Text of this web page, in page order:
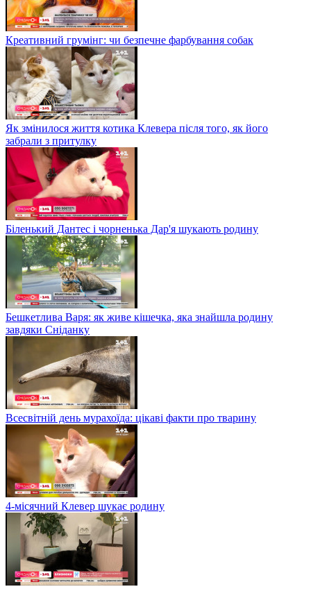
Креативний грумінг: чи безпечне фарбування собак
Як змінилося життя котика Клевера після того, як його
забрали з притулку
Біленький Дантес і чорненька Дар'я шукають родину
Бешкетлива Варя: як живе кішечка, яка знайшла родину
завдяки Сніданку
Всесвітній день мурахоїда: цікаві факти про тварину
4-місячний Клевер шукає родину